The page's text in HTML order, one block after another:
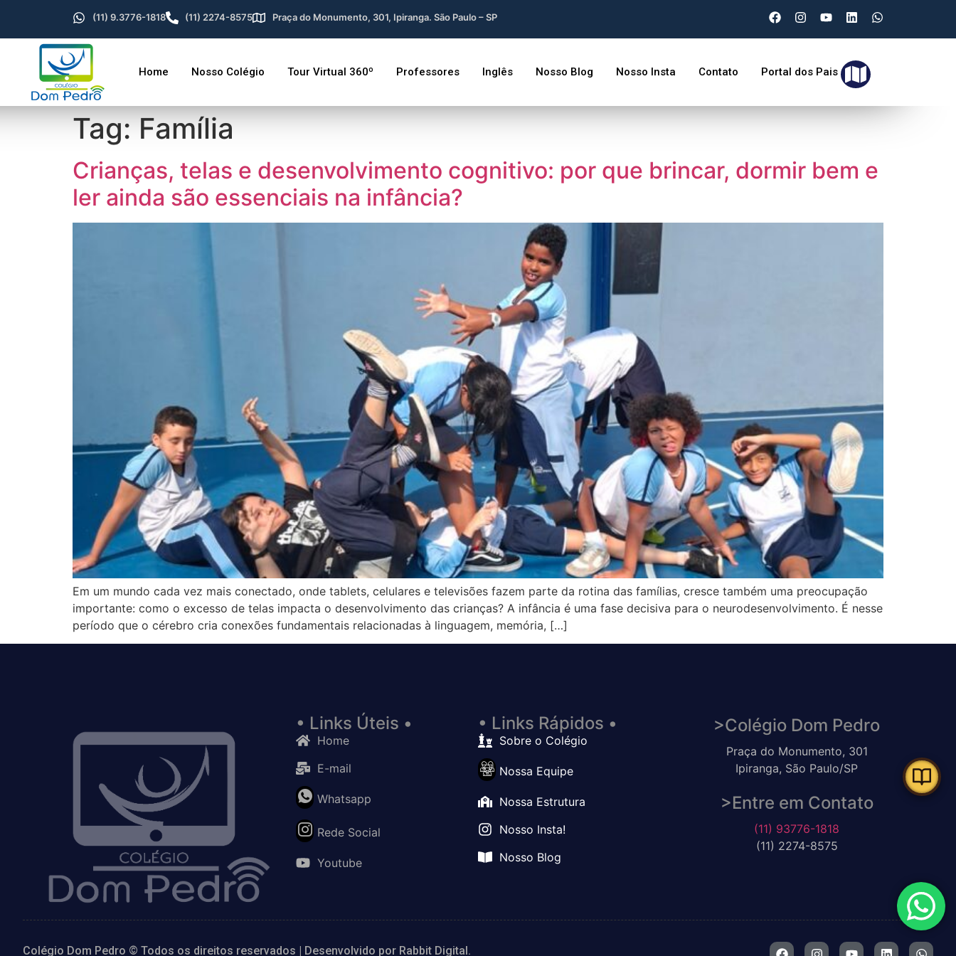
(11) 9.3776-1818 (11) 2274-8575 Praça do Monumento, 301, Ipiranga. São Paulo – SP
Home Nosso Colégio Tour Virtual 360º Professores Inglês Nosso Blog Nosso Insta Contato Portal dos Pais
Tag:Família
Crianças, telas e desenvolvimento cognitivo: por que brincar, dormir bem e
ler ainda são essenciais na infância?
Em um mundo cada vez mais conectado, onde tablets, celulares e televisões fazem parte da rotina das famílias, cresce também uma preocupação
importante: como o excesso de telas impacta o desenvolvimento das crianças? A infância é uma fase decisiva para o neurodesenvolvimento. É nesse
período que o cérebro cria conexões fundamentais relacionadas à linguagem, memória, […]
• Links Úteis •
Home
E-mail
Whatsapp
Rede Social
Youtube
• Links Rápidos •
Sobre o Colégio
Nossa Equipe
Nossa Estrutura
Nosso Insta!
Nosso Blog
>Colégio Dom Pedro
Praça do Monumento, 301
Ipiranga, São Paulo/SP
>Entre em Contato
(11) 93776-1818
(11) 2274-8575
Colégio Dom Pedro © Todos os direitos reservados | Desenvolvido por Rabbit Digital.